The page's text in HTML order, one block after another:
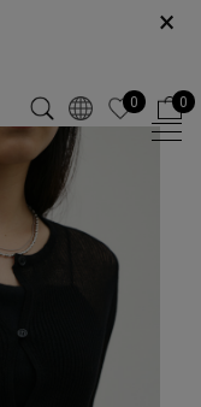
×
0 0